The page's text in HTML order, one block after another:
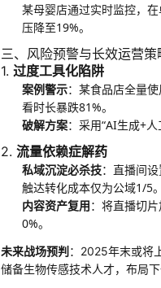
某母婴店通过实时监控，
压降至19%。
三、风险预警与长效运营策
1. 过度工具化陷阱
案例警示：某食品店全量
看时长暴跌81%。
破解方案：采用“AI生成+
2. 流量依赖症解药
私域沉淀必杀技：直播间
触达转化成本仅为公域1/5。
内容资产复用：将直播切
0%。
未来战场预判：2025年末或将
储备生物传感技术人才，布局下